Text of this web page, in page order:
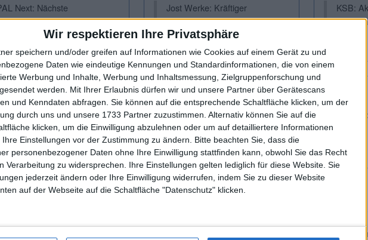
Wir respektieren Ihre Privatsphäre
speichern und/oder greifen auf Informationen wie Cookies auf einem Gerät zu und
Daten wie eindeutige Kennungen und Standardinformationen, die von einem
Werbung und Inhalte, Werbung und Inhaltsmessung, Zielgruppenforschung und
werden.
Mit Ihrer Erlaubnis dürfen wir und unsere Partner über Gerätescans
und Kenndaten abfragen. Sie können auf die entsprechende Schaltfläche klicken, um der
durch uns und unsere 1733 Partner zuzustimmen. Alternativ können Sie auf die
klicken, um die Einwilligung abzulehnen oder um auf detailliertere Informationen
Einstellungen vor der Zustimmung zu ändern.
Bitte beachten Sie, dass die
personenbezogener Daten ohne Ihre Einwilligung stattfinden kann, obwohl Sie das Recht
Verarbeitung zu widersprechen. Ihre Einstellungen gelten lediglich für diese Website. Sie
jederzeit ändern oder Ihre Einwilligung widerrufen, indem Sie zu dieser Website
auf der Webseite auf die Schaltfläche "Datenschutz" klicken.
Next: Nächste
Jost Werke: Kräftiger
Kursabsacker
KSB:
Zahlen für 2025
als gedacht
Lesen
24.02.2026
Cyan: EBITDA höher als
gedacht
Lesen
17.02.2026
Steyr
Hier finden Sie eine Auswahl von aktuellen